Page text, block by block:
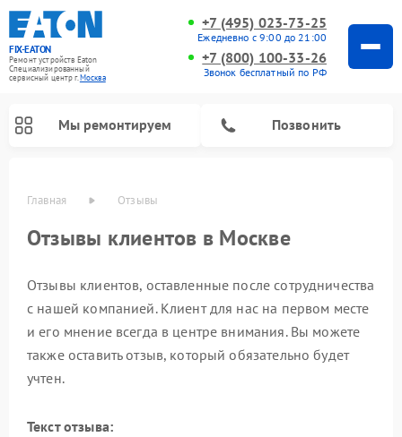
FIX-EATON
Ремонт устройств Eaton
Специализированный
cервисный центр г.Москва
+7 (495) 023-73-25
Ежедневно с 9:00 до 21:00
+7 (800) 100-33-26
Звонок бесплатный по РФ
Мы ремонтируем Позвонить
Главная Отзывы
Отзывы клиентов в Москве
Отзывы клиентов, оставленные после сотрудничества
с нашей компанией. Клиент для нас на первом месте
и его мнение всегда в центре внимания. Вы можете
также оставить отзыв, который обязательно будет
учтен.
Текст отзыва: